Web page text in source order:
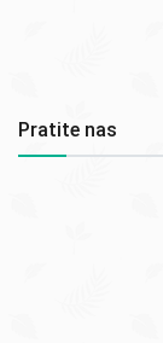
Pratite nas